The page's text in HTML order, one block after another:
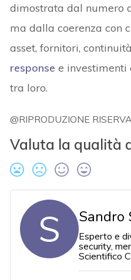
dimostrata dal numero
ma dalla coerenza con
asset, fornitori,
response e investimenti
tra loro.
@RIPRODUZIONE
Valuta la qualità
S Sandro
Esperto e
security,
Scientifico